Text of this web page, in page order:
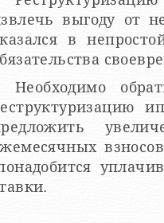
выгоду от
в
Необходимо